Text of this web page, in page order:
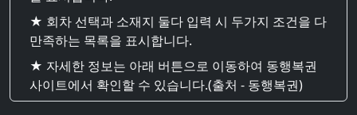
★ 회차 선택과 소재지 둘다 입력 시 두가지 조건을 다
만족하는 목록을 표시합니다.
★ 자세한 정보는 아래 버튼으로 이동하여 동행복권
사이트에서 확인할 수 있습니다.(출처 - 동행복권)